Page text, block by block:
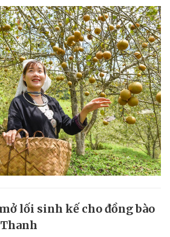
lối sinh kế cho đồng bào